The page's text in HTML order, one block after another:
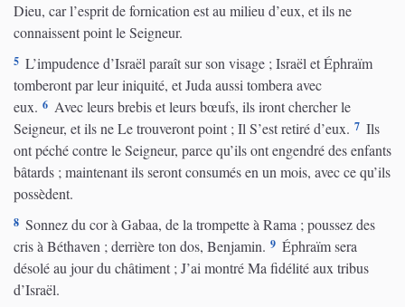
Dieu, car l’esprit de fornication est au milieu d’eux, et ils ne
connaissent point le Seigneur.
5 L’impudence d’Israël paraît sur son visage ; Israël et Éphraïm
tomberont par leur iniquité, et Juda aussi tombera avec
eux. 6 Avec leurs brebis et leurs bœufs, ils iront chercher le
Seigneur, et ils ne Le trouveront point ; Il S’est retiré d’eux. 7 Ils
ont péché contre le Seigneur, parce qu’ils ont engendré des enfants
bâtards ; maintenant ils seront consumés en un mois, avec ce qu’ils
possèdent.
8 Sonnez du cor à Gabaa, de la trompette à Rama ; poussez des
cris à Béthaven ; derrière ton dos, Benjamin. 9 Éphraïm sera
désolé au jour du châtiment ; J’ai montré Ma fidélité aux tribus
d’Israël.